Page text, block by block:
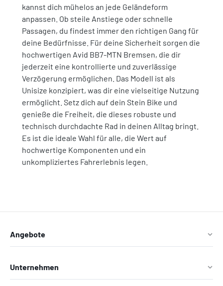
kannst dich mühelos an jede Geländeform
anpassen. Ob steile Anstiege oder schnelle
Passagen, du findest immer den richtigen Gang für
deine Bedürfnisse. Für deine Sicherheit sorgen die
hochwertigen Avid BB7-MTN Bremsen, die dir
jederzeit eine kontrollierte und zuverlässige
Verzögerung ermöglichen. Das Modell ist als
Unisize konzipiert, was dir eine vielseitige Nutzung
ermöglicht. Setz dich auf dein Stein Bike und
genieße die Freiheit, die dieses robuste und
technisch durchdachte Rad in deinen Alltag bringt.
Es ist die ideale Wahl für alle, die Wert auf
hochwertige Komponenten und ein
unkompliziertes Fahrerlebnis legen.
Angebote
Unternehmen